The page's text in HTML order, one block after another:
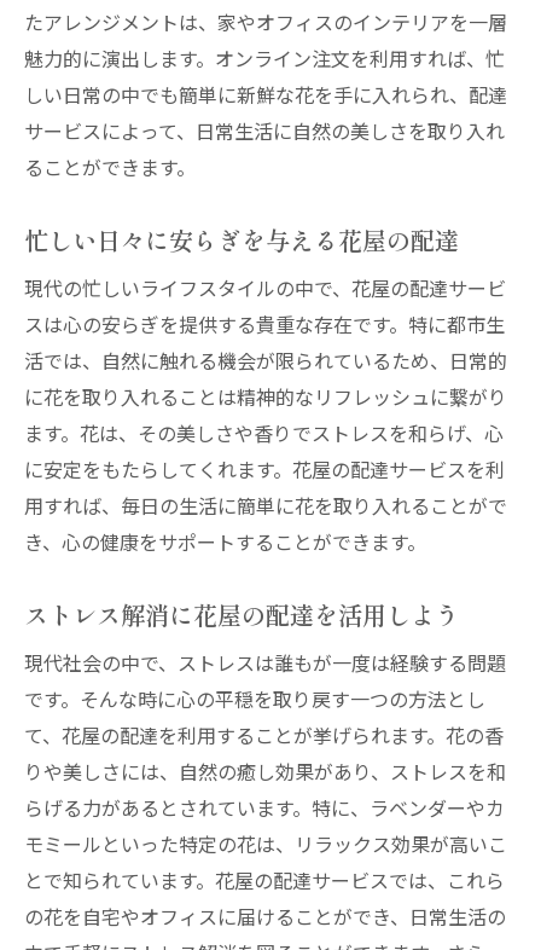
たアレンジメントは、家やオフィスのインテリアを一層
魅力的に演出します。オンライン注文を利用すれば、忙
しい日常の中でも簡単に新鮮な花を手に入れられ、配達
サービスによって、日常生活に自然の美しさを取り入れ
ることができます。
忙しい日々に安らぎを与える花屋の配達
現代の忙しいライフスタイルの中で、花屋の配達サービ
スは心の安らぎを提供する貴重な存在です。特に都市生
活では、自然に触れる機会が限られているため、日常的
に花を取り入れることは精神的なリフレッシュに繋がり
ます。花は、その美しさや香りでストレスを和らげ、心
に安定をもたらしてくれます。花屋の配達サービスを利
用すれば、毎日の生活に簡単に花を取り入れることがで
き、心の健康をサポートすることができます。
ストレス解消に花屋の配達を活用しよう
現代社会の中で、ストレスは誰もが一度は経験する問題
です。そんな時に心の平穏を取り戻す一つの方法とし
て、花屋の配達を利用することが挙げられます。花の香
りや美しさには、自然の癒し効果があり、ストレスを和
らげる力があるとされています。特に、ラベンダーやカ
モミールといった特定の花は、リラックス効果が高いこ
とで知られています。花屋の配達サービスでは、これら
の花を自宅やオフィスに届けることができ、日常生活の